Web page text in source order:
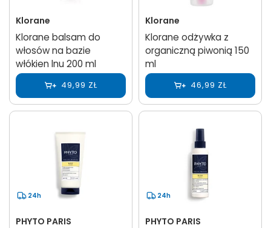
Klorane
Klorane balsam do
włosów na bazie
włókien lnu 200 ml
49,99 ZŁ
Klorane
Klorane odżywka z
organiczną piwonią 150
ml
46,99 ZŁ
24h
PHYTO PARIS
24h
PHYTO PARIS